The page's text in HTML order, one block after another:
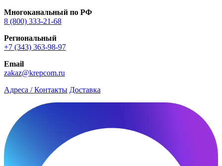
Многоканальный по РФ
8 (800) 333‑21-68
Региональный
+7 (343) 363-98-97
Email
zakaz@krepcom.ru
Адреса / Контакты Доставка